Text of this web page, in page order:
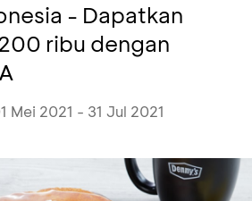
- Dapatkan
ribu dengan
Mei 2021 - 31 Jul 2021